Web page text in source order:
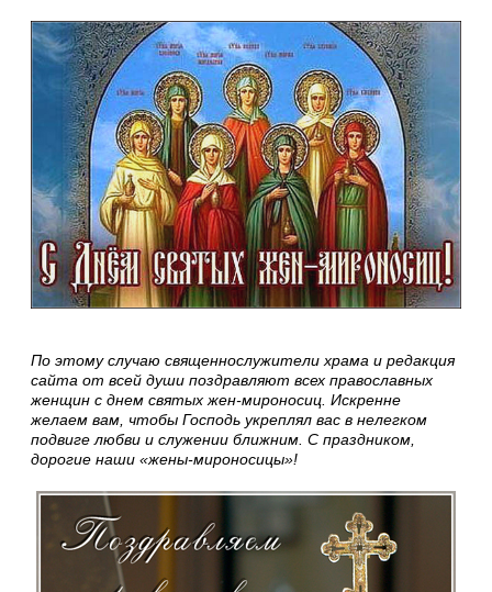
По этому случаю священнослужители храма и редакция
сайта от всей души поздравляют всех православных
женщин с днем святых жен-мироносиц. Искренне
желаем вам, чтобы Господь укреплял вас в нелегком
подвиге любви и служении ближним. С праздником,
дорогие наши «жены-мироносицы»!